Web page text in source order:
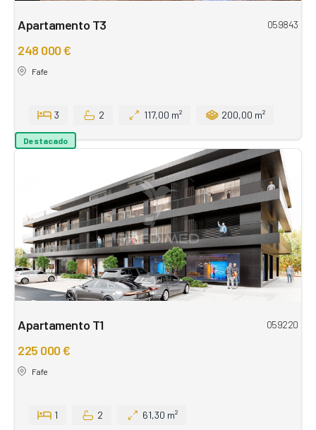
Apartamento T3 059843
248 000 €
Fafe
3 2 117,00 m² 200,00 m²
Destacado
Apartamento T1 059220
225 000 €
Fafe
1 2 61,30 m²